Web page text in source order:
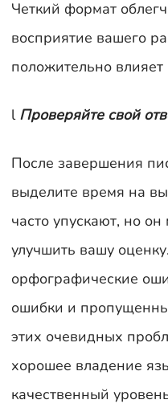
Четкий формат
восприятие вашего
положительно
l Проверяйте свой
После завершения
выделите время на
часто упускают, но
улучшить вашу
орфографические
ошибки и
этих очевидных
хорошее владение
качественный